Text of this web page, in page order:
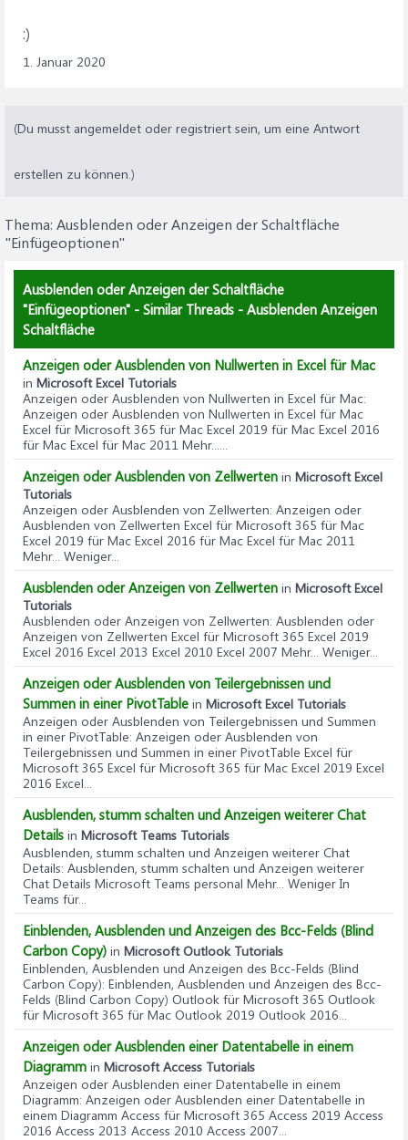
:)
1. Januar 2020
(Du musst angemeldet oder registriert sein, um eine Antwort
erstellen zu können.)
Thema: Ausblenden oder Anzeigen der Schaltfläche
"Einfügeoptionen"
Ausblenden oder Anzeigen der Schaltfläche
"Einfügeoptionen" - Similar Threads - Ausblenden Anzeigen
Schaltfläche
Anzeigen oder Ausblenden von Nullwerten in Excel für Mac
in Microsoft Excel Tutorials
Anzeigen oder Ausblenden von Nullwerten in Excel für Mac:
Anzeigen oder Ausblenden von Nullwerten in Excel für Mac
Excel für Microsoft 365 für Mac Excel 2019 für Mac Excel 2016
für Mac Excel für Mac 2011 Mehr......
Anzeigen oder Ausblenden von Zellwerten in Microsoft Excel
Tutorials
Anzeigen oder Ausblenden von Zellwerten: Anzeigen oder
Ausblenden von Zellwerten Excel für Microsoft 365 für Mac
Excel 2019 für Mac Excel 2016 für Mac Excel für Mac 2011
Mehr... Weniger...
Ausblenden oder Anzeigen von Zellwerten in Microsoft Excel
Tutorials
Ausblenden oder Anzeigen von Zellwerten: Ausblenden oder
Anzeigen von Zellwerten Excel für Microsoft 365 Excel 2019
Excel 2016 Excel 2013 Excel 2010 Excel 2007 Mehr... Weniger...
Anzeigen oder Ausblenden von Teilergebnissen und
Summen in einer PivotTable in Microsoft Excel Tutorials
Anzeigen oder Ausblenden von Teilergebnissen und Summen
in einer PivotTable: Anzeigen oder Ausblenden von
Teilergebnissen und Summen in einer PivotTable Excel für
Microsoft 365 Excel für Microsoft 365 für Mac Excel 2019 Excel
2016 Excel...
Ausblenden, stumm schalten und Anzeigen weiterer Chat
Details in Microsoft Teams Tutorials
Ausblenden, stumm schalten und Anzeigen weiterer Chat
Details: Ausblenden, stumm schalten und Anzeigen weiterer
Chat Details Microsoft Teams personal Mehr... Weniger In
Teams für...
Einblenden, Ausblenden und Anzeigen des Bcc-Felds (Blind
Carbon Copy) in Microsoft Outlook Tutorials
Einblenden, Ausblenden und Anzeigen des Bcc-Felds (Blind
Carbon Copy): Einblenden, Ausblenden und Anzeigen des Bcc-
Felds (Blind Carbon Copy) Outlook für Microsoft 365 Outlook
für Microsoft 365 für Mac Outlook 2019 Outlook 2016...
Anzeigen oder Ausblenden einer Datentabelle in einem
Diagramm in Microsoft Access Tutorials
Anzeigen oder Ausblenden einer Datentabelle in einem
Diagramm: Anzeigen oder Ausblenden einer Datentabelle in
einem Diagramm Access für Microsoft 365 Access 2019 Access
2016 Access 2013 Access 2010 Access 2007...